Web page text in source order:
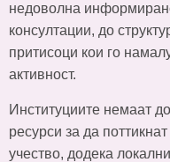
недоволна
консултации, до
притисоци кои го
активност.
Институциите немаат
ресурси за да
учество, додека